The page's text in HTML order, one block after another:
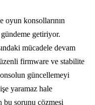
oyun konsollarının
getiriyor.
mücadele devam
firmware ve stabilite
güncellemeyi
yaramaz hale
bu sorunu çözmesi